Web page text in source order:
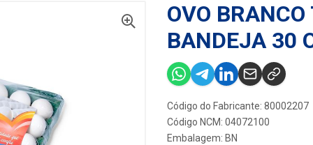
OVO
BANDEJA 30
Código do Fabricante: 80002207
Código NCM: 04072100
Embalagem: BN